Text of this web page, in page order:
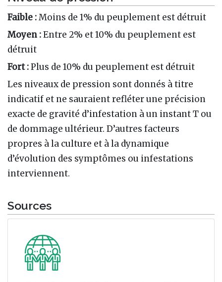
Faible :Moins de 1% du peuplement est détruit
Moyen :Entre 2% et 10% du peuplement est
détruit
Fort :Plus de 10% du peuplement est détruit
Les niveaux de pression sont donnés à titre
indicatif et ne sauraient refléter une précision
exacte de gravité d’infestation à un instant T ou
de dommage ultérieur. D’autres facteurs
propres à la culture et à la dynamique
d’évolution des symptômes ou infestations
interviennent.
Sources